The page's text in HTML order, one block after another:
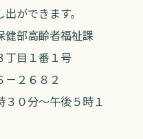
ができます。
健部高齢者福祉課
目１番１号
２６８２
０分～午後５時１